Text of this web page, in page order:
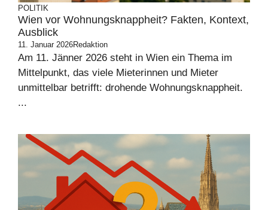
POLITIK
Wien vor Wohnungsknappheit? Fakten, Kontext,
Ausblick
11. Januar 2026Redaktion
Am 11. Jänner 2026 steht in Wien ein Thema im
Mittelpunkt, das viele Mieterinnen und Mieter
unmittelbar betrifft: drohende Wohnungsknappheit.
...